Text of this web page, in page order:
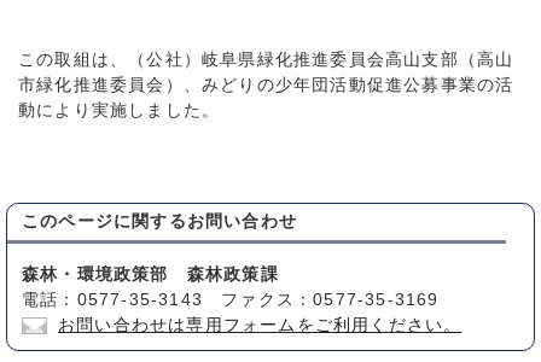
この取組は、（公社）岐阜県緑化推進委員会高山支部（高山
市緑化推進委員会）、みどりの少年団活動促進公募事業の活
動により実施しました。
このページに関する お問い合わせ
森林・環境政策部 森林政策課
電話：0577-35-3143 ファクス：0577-35-3169
お問い合わせは専用フォームをご利用ください。